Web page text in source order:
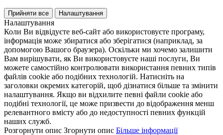
Прийняти все Налаштування
Налаштування
Коли Ви відвідуєте веб-сайт або використовуєте програму,
інформація може збиратися або зберігатися (наприклад, за
допомогою Вашого браузера). Оскільки ми хочемо залишити
Вам вирішувати, як Ви використовуєте наші послуги, Ви
можете самостійно контролювати використання певних типів
файлів cookie або подібних технологій. Натисніть на
заголовки окремих категорій, щоб дізнатися більше та змінити
налаштування. Якщо ви відхилите певні файли cookie або
подібні технології, це може призвести до відображення менш
релевантного вмісту або до недоступності певних функцій
наших служб.
Розгорнути опис Згорнути опис Більше інформації